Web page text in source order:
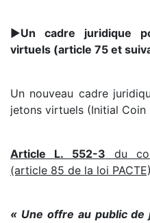
►Un cadre juridique
virtuels (article 75 et
Un nouveau cadre
jetons virtuels (Initial Coin
Article L. 552-3 du
(article 85 de la loi PACTE)
« Une offre au public